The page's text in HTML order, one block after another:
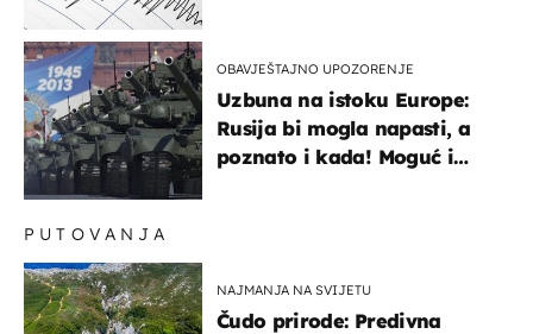
OBAVJEŠTAJNO UPOZORENJE
Uzbuna na istoku Europe:
Rusija bi mogla napasti, a
poznato i kada! Moguć i
PUTOVANJA
NAJMANJA NA SVIJETU
Čudo prirode: Predivna